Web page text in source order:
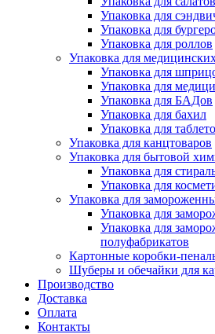
Упаковка для
Упаковка для
Упаковка для роллов
Упаковка для
Упаковка для
Упаковка для
Упаковка для БАДов
Упаковка для бахил
Упаковка для
Упаковка для канцтоваров
Упаковка для бытовой
Упаковка для
Упаковка для
Упаковка для
Упаковка для
Упаковка для
полуфабрикатов
Картонные коробки-
Шуберы и обечайки для
Производство
Доставка
Оплата
Контакты